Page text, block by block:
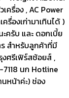
ครื่อง , AC Power
รื่องเก่ามาเทินได้ )
ครับ และ ดอกเบี้ย
สำหรับลูกค้าที่มี
ศรีเฟิร์สช้อยส์ ,
นก Hotline
หน้าค่ะ) ช่อง